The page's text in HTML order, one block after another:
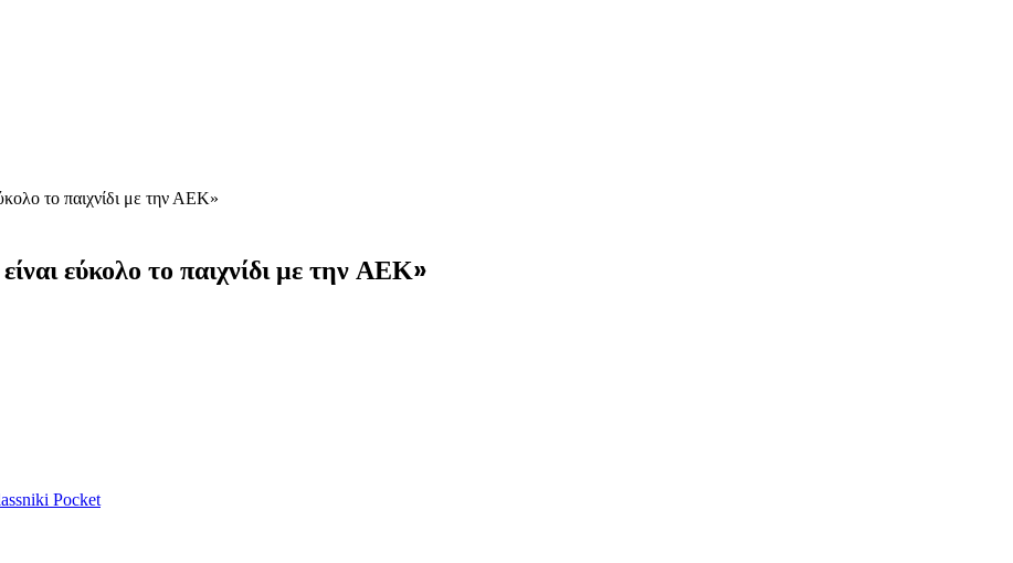
το παιχνίδι με την ΑΕΚ»
εύκολο το παιχνίδι με την ΑΕΚ»
Pocket